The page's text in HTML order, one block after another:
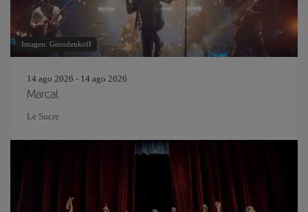
Imagen: Gorodenkoff
14 ago 2026 - 14 ago 2026
Marcal
Le Sucre